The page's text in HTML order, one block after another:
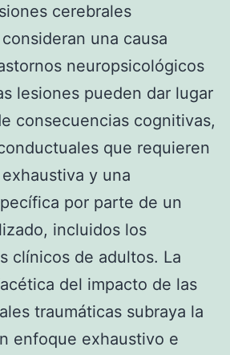
cerebrales
una causa
neuropsicológicos
lesiones pueden dar lugar
consecuencias cognitivas,
que requieren
y una
por parte de un
incluidos los
clínicos de adultos. La
del impacto de las
traumáticas subraya la
enfoque exhaustivo e